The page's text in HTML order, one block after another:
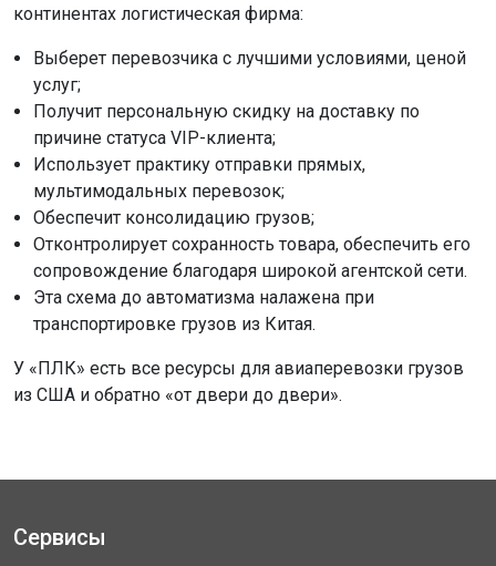
континентах логистическая фирма:
Выберет перевозчика с лучшими условиями, ценой
услуг;
Получит персональную скидку на доставку по
причине статуса VIP-клиента;
Использует практику отправки прямых,
мультимодальных перевозок;
Обеспечит консолидацию грузов;
Отконтролирует сохранность товара, обеспечить его
сопровождение благодаря широкой агентской сети.
Эта схема до автоматизма налажена при
транспортировке грузов из Китая.
У «ПЛК» есть все ресурсы для авиаперевозки грузов
из США и обратно «от двери до двери».
Сервисы